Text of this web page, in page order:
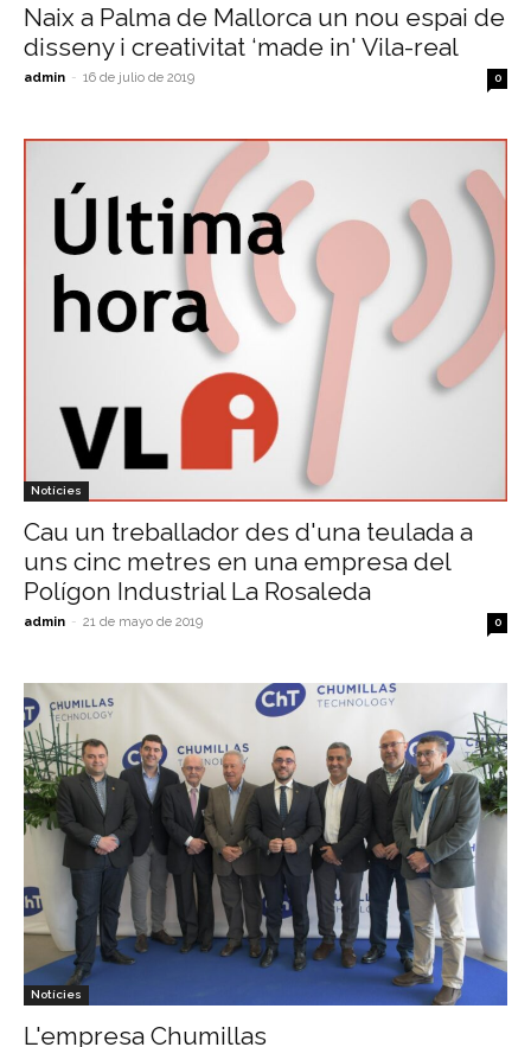
Naix a Palma de Mallorca un nou espai de
disseny i creativitat ‘made in' Vila-real
admin - 16 de julio de 2019 0
Notícies
Cau un treballador des d'una teulada a
uns cinc metres en una empresa del
Polígon Industrial La Rosaleda
admin - 21 de mayo de 2019 0
Notícies
L'empresa Chumillas